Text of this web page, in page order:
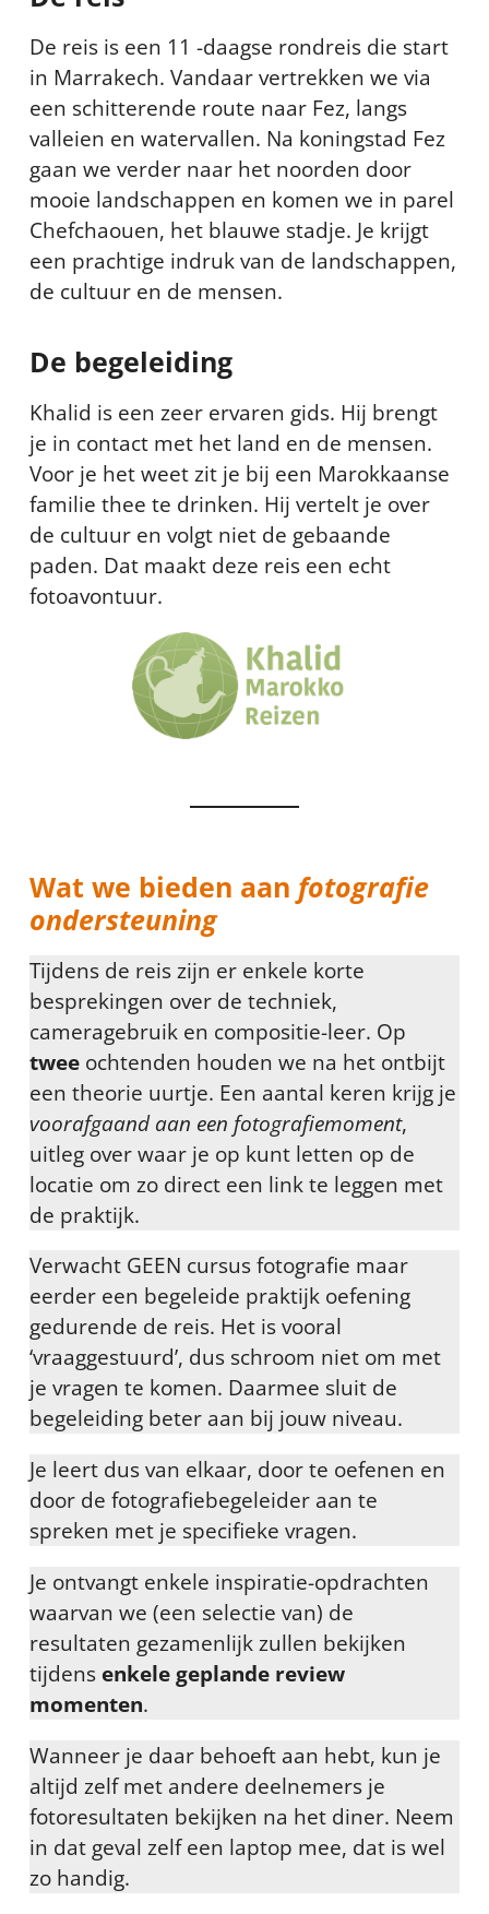
De reis is een 11 -daagse rondreis die start
in Marrakech. Vandaar vertrekken we via
een schitterende route naar Fez, langs
valleien en watervallen. Na koningstad Fez
gaan we verder naar het noorden door
mooie landschappen en komen we in parel
Chefchaouen, het blauwe stadje. Je krijgt
een prachtige indruk van de landschappen,
de cultuur en de mensen.
De begeleiding
Khalid is een zeer ervaren gids. Hij brengt
je in contact met het land en de mensen.
Voor je het weet zit je bij een Marokkaanse
familie thee te drinken. Hij vertelt je over
de cultuur en volgt niet de gebaande
paden. Dat maakt deze reis een echt
fotoavontuur.
Wat we bieden aan fotografie
ondersteuning
Tijdens de reis zijn er enkele korte
besprekingen over de techniek,
cameragebruik en compositie-leer. Op
tweeochtenden houden we na het ontbijt
een theorie uurtje. Een aantal keren krijg je
voorafgaand aan een fotografiemoment,
uitleg over waar je op kunt letten op de
locatie om zo direct een link te leggen met
de praktijk.
Verwacht GEEN cursus fotografie maar
eerder een begeleide praktijk oefening
gedurende de reis. Het is vooral
‘vraaggestuurd’, dus schroom niet om met
je vragen te komen. Daarmee sluit de
begeleiding beter aan bij jouw niveau.
Je leert dus van elkaar, door te oefenen en
door de fotografiebegeleider aan te
spreken met je specifieke vragen.
Je ontvangt enkele inspiratie-opdrachten
waarvan we (een selectie van) de
resultaten gezamenlijk zullen bekijken
tijdens enkele geplande review
momenten.
Wanneer je daar behoeft aan hebt, kun je
altijd zelf met andere deelnemers je
fotoresultaten bekijken na het diner. Neem
in dat geval zelf een laptop mee, dat is wel
zo handig.